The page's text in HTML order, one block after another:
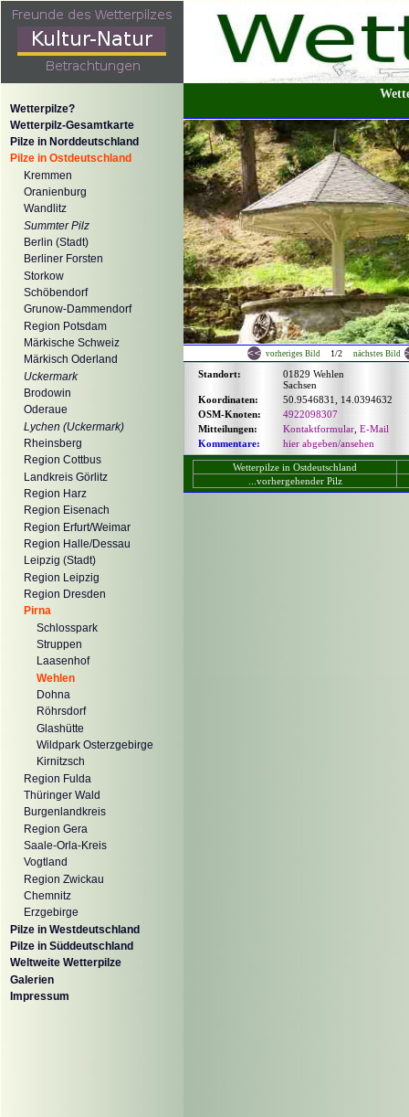
Wetterpilze?
Wetterpilz-Gesamtkarte
Pilze in Norddeutschland
Pilze in Ostdeutschland
Kremmen
Oranienburg
Wandlitz
Summter Pilz
Berlin (Stadt)
Berliner Forsten
Storkow
Schöbendorf
Grunow-Dammendorf
Region Potsdam
Märkische Schweiz
Märkisch Oderland
Uckermark
Brodowin
Oderaue
Lychen (Uckermark)
Rheinsberg
Region Cottbus
Landkreis Görlitz
Region Harz
Region Eisenach
Region Erfurt/Weimar
Region Halle/Dessau
Leipzig (Stadt)
Region Leipzig
Region Dresden
Pirna
Schlosspark
Struppen
Laasenhof
Wehlen
Dohna
Röhrsdorf
Glashütte
Wildpark Osterzgebirge
Kirnitzsch
Region Fulda
Thüringer Wald
Burgenlandkreis
Region Gera
Saale-Orla-Kreis
Vogtland
Region Zwickau
Chemnitz
Erzgebirge
Pilze in Westdeutschland
Pilze in Süddeutschland
Weltweite Wetterpilze
Galerien
Impressum
vorheriges Bild 1/2 nächstes Bild
Standort:
01829 Wehlen
Sachsen
Koordinaten:
50.9546831, 14.0394632
OSM-Knoten:
4922098307
Mitteilungen:
Kontaktformular E-Mail
Kommentare:
hier abgeben/ansehen
Wetterpilze in Ostdeutschland
...vorhergehender Pilz